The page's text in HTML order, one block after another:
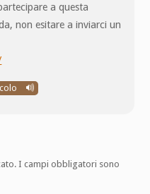
a questa
non esitare a inviarci un
I campi obbligatori sono